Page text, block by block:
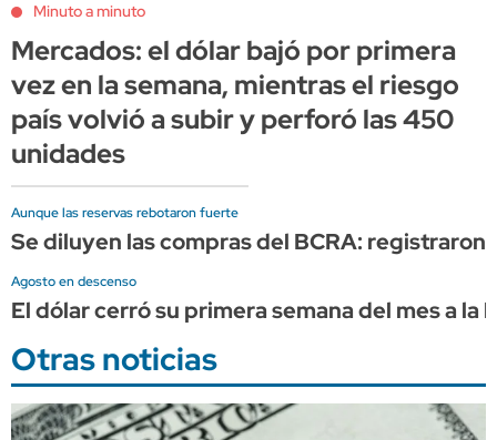
Minuto a minuto
Mercados: el dólar bajó por primera
vez en la semana, mientras el riesgo
país volvió a subir y perforó las 450
unidades
Aunque las reservas rebotaron fuerte
Se diluyen las compras del BCRA:
Agosto en descenso
El dólar cerró su primera semana del mes a la
Otras noticias